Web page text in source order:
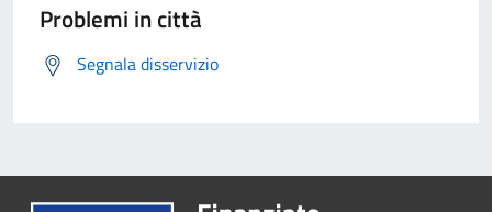
Problemi in città
Segnala disservizio